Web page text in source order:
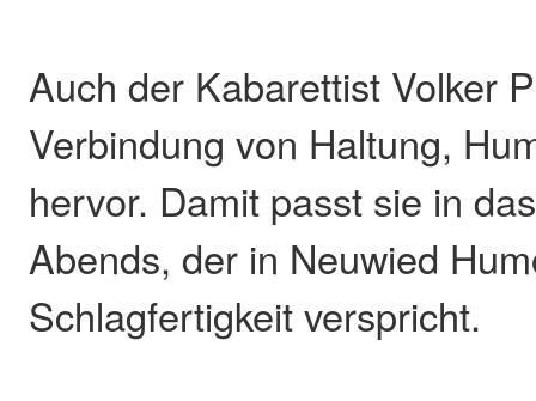
Auch der Kabarettist Volker
Verbindung von Haltung,
hervor. Damit passt sie in
Abends, der in Neuwied
Schlagfertigkeit verspricht.